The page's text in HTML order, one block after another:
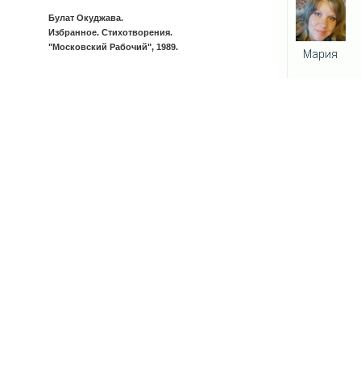
Булат Окуджава.
Избранное. Стихотворения.
"Московский Рабочий", 1989.